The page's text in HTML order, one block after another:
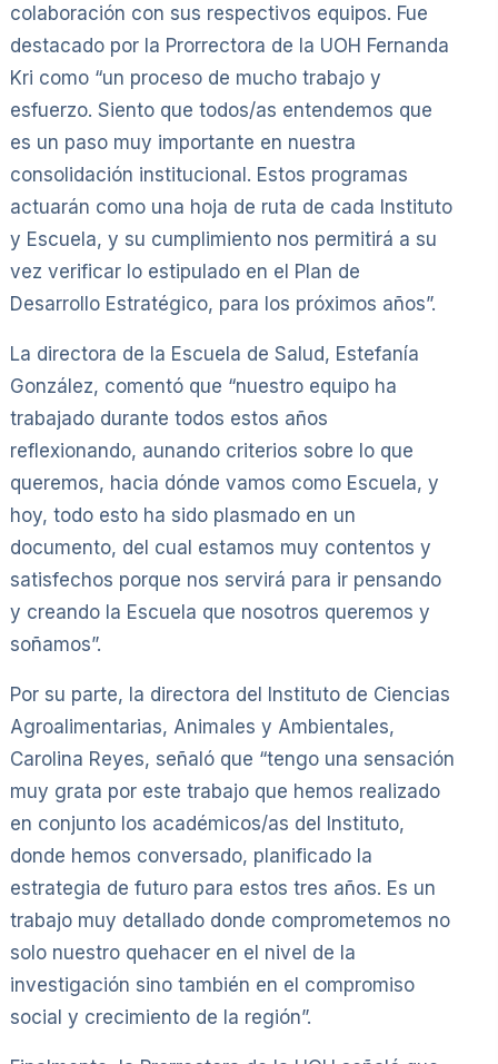
colaboración con sus respectivos equipos. Fue
destacado por la Prorrectora de la UOH Fernanda
Kri como “un proceso de mucho trabajo y
esfuerzo. Siento que todos/as entendemos que
es un paso muy importante en nuestra
consolidación institucional. Estos programas
actuarán como una hoja de ruta de cada Instituto
y Escuela, y su cumplimiento nos permitirá a su
vez verificar lo estipulado en el Plan de
Desarrollo Estratégico, para los próximos años”.
La directora de la Escuela de Salud, Estefanía
González, comentó que “nuestro equipo ha
trabajado durante todos estos años
reflexionando, aunando criterios sobre lo que
queremos, hacia dónde vamos como Escuela, y
hoy, todo esto ha sido plasmado en un
documento, del cual estamos muy contentos y
satisfechos porque nos servirá para ir pensando
y creando la Escuela que nosotros queremos y
soñamos”.
Por su parte, la directora del Instituto de Ciencias
Agroalimentarias, Animales y Ambientales,
Carolina Reyes, señaló que “tengo una sensación
muy grata por este trabajo que hemos realizado
en conjunto los académicos/as del Instituto,
donde hemos conversado, planificado la
estrategia de futuro para estos tres años. Es un
trabajo muy detallado donde comprometemos no
solo nuestro quehacer en el nivel de la
investigación sino también en el compromiso
social y crecimiento de la región”.